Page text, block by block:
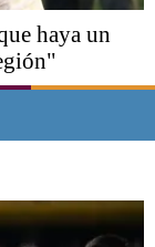
haya un